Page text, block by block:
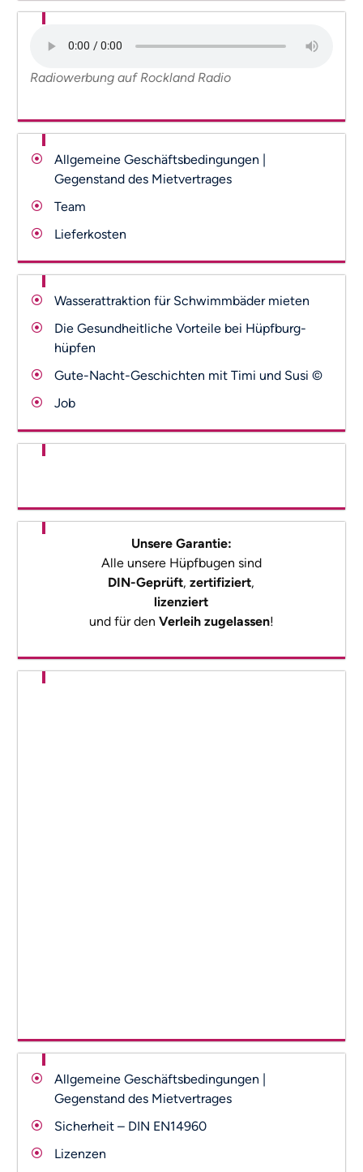
Radiowerbung auf Rockland Radio
Allgemeine Geschäftsbedingungen |
Gegenstand des Mietvertrages
Team
Lieferkosten
Wasserattraktion für Schwimmbäder mieten
Die Gesundheitliche Vorteile bei Hüpfburg-
hüpfen
Gute-Nacht-Geschichten mit Timi und Susi ©
Job
Unsere Garantie:
Alle unsere Hüpfbugen sind
DIN-Geprüft,zertifiziert,
lizenziert
und für den Verleih zugelassen!
Allgemeine Geschäftsbedingungen |
Gegenstand des Mietvertrages
Sicherheit – DIN EN14960
Lizenzen